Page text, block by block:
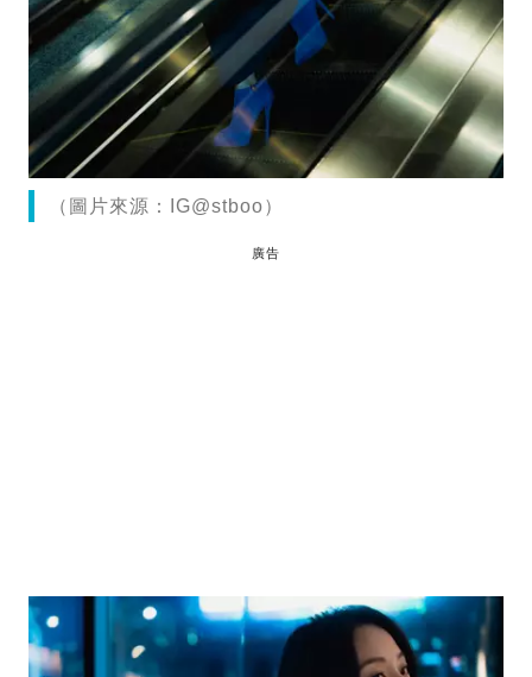
（圖片來源：IG@stboo）
廣告